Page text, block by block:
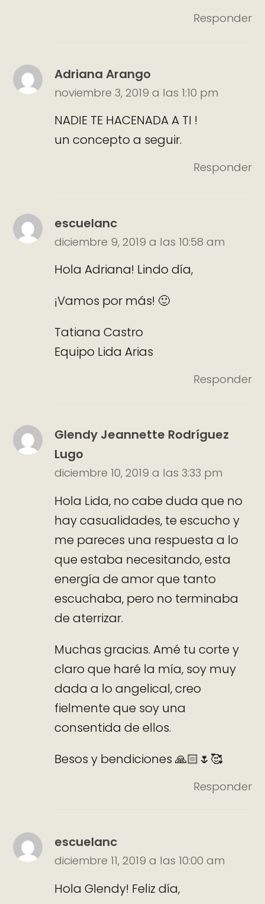
Responder
Adriana Arango
noviembre 3, 2019 a las 1:10 pm
NADIE TE HACENADA A TI !
un concepto a seguir.
Responder
escuelanc
diciembre 9, 2019 a las 10:58 am
Hola Adriana! Lindo día,
¡Vamos por más! 🙂
Tatiana Castro
Equipo Lida Arias
Responder
Glendy Jeannette Rodríguez
Lugo
diciembre 10, 2019 a las 3:33 pm
Hola Lida, no cabe duda que no
hay casualidades, te escucho y
me pareces una respuesta a lo
que estaba necesitando, esta
energía de amor que tanto
escuchaba, pero no terminaba
de aterrizar.
Muchas gracias. Amé tu corte y
claro que haré la mía, soy muy
dada a lo angelical, creo
fielmente que soy una
consentida de ellos.
Besos y bendiciones 🙏🏻🌷🥰
Responder
escuelanc
diciembre 11, 2019 a las 10:00 am
Hola Glendy! Feliz día,